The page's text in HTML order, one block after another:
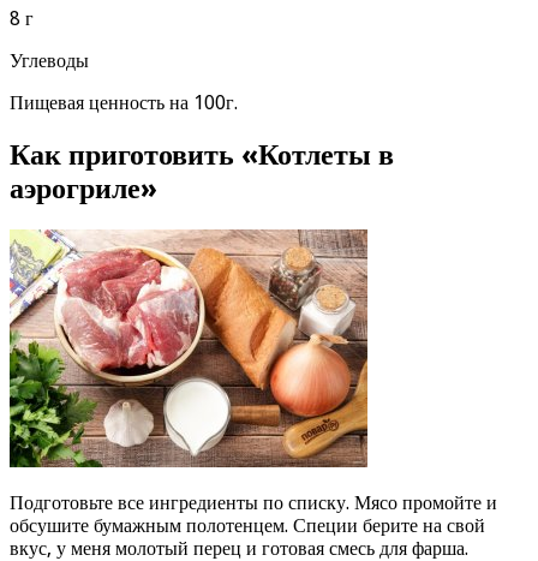
8 г
Углеводы
Пищевая ценность на 100г.
Как приготовить «Котлеты в
аэрогриле»
Подготовьте все ингредиенты по списку. Мясо промойте и
обсушите бумажным полотенцем. Специи берите на свой
вкус, у меня молотый перец и готовая смесь для фарша.